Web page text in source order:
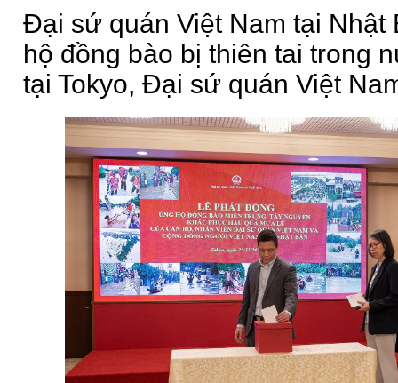
Đại sứ quán Việt Nam tại Nhật
hộ đồng bào bị thiên tai trong
tại Tokyo, Đại sứ quán Việt